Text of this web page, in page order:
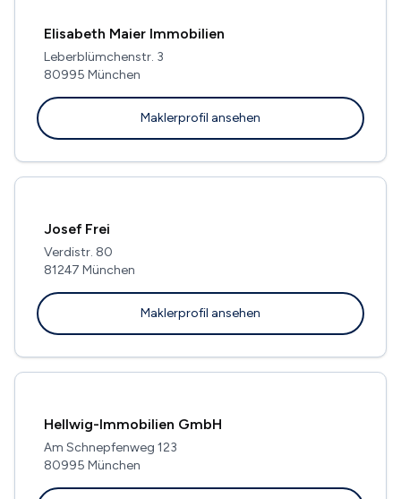
Elisabeth Maier Immobilien
Leberblümchenstr. 3
80995 München
Maklerprofil ansehen
Josef Frei
Verdistr. 80
81247 München
Maklerprofil ansehen
Hellwig-Immobilien GmbH
Am Schnepfenweg 123
80995 München